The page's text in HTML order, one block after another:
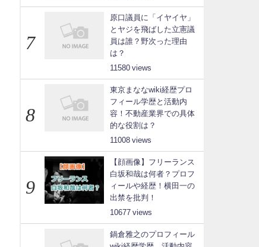
原口議員に「イヤイヤ」
とヤジを飛ばした立憲議
員は誰？野次った理由
は？
11580
東京まななwiki経歴プロ
フィール学歴と活動内
容！不動産業界での具体
的な役割は？
11008
【顔画像】フリーランス
白坂和哉は何者？プロフ
ィールや経歴！横田一の
出禁を批判！
10677
鍋倉雅之のプロフィール